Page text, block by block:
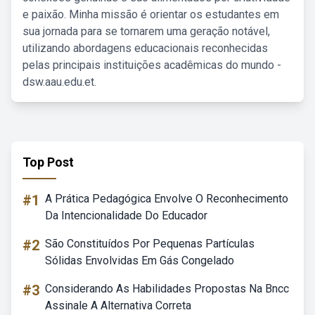
e paixão. Minha missão é orientar os estudantes em
sua jornada para se tornarem uma geração notável,
utilizando abordagens educacionais reconhecidas
pelas principais instituições acadêmicas do mundo -
dsw.aau.edu.et.
Top Post
#1 A Prática Pedagógica Envolve O Reconhecimento
Da Intencionalidade Do Educador
#2 São Constituídos Por Pequenas Partículas
Sólidas Envolvidas Em Gás Congelado
#3 Considerando As Habilidades Propostas Na Bncc
Assinale A Alternativa Correta